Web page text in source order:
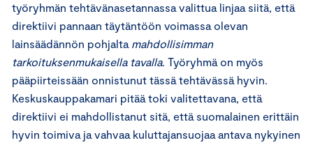
työryhmän tehtävänasetannassa valittua linjaa siitä, että
direktiivi pannaan täytäntöön voimassa olevan
lainsäädännön pohjalta mahdollisimman
tarkoituksenmukaisella tavalla. Työryhmä on myös
pääpiirteissään onnistunut tässä tehtävässä hyvin.
Keskuskauppakamari pitää toki valitettavana, että
direktiivi ei mahdollistanut sitä, että suomalainen erittäin
hyvin toimiva ja vahvaa kuluttajansuojaa antava nykyinen